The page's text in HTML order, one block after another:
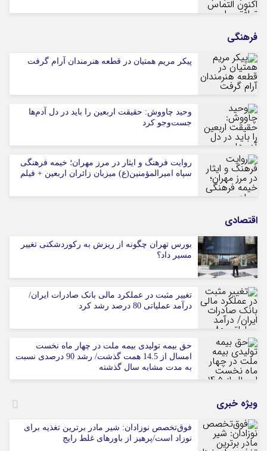
فرهنگی
پیکر مریم همتیان در قطعه هنرمندان آرام گرفت
وحید چاووش: حقیقت اربعین را باید در دل آدم‌ها
جست‌وجو کرد
روایت فرهنگ و ایثار در مرز مهران؛ خیمه فرهنگی
سپاه امیرالمؤمنین(ع) میزبان زائران اربعین + فیلم
اقتصادی
بورس تهران چگونه از ریزش به رکوردشکنی تغییر
مسیر داد؟
تغییر مثبت در عملکرد مالی بانک صادرات ایران/
درآمد عملیاتی 80 درصد رشد کرد
حق بیمه تولیدی بیمه ملت در چهار ماه نخست
امسال از 14.5 همت گذشت/ رشد 90 درصدی نسبت
به مدت مشابه سال گذشته
ویژه خبری
فوق‌تخصص نوزادان: شیر مادر برترین تغذیه برای
نوزاد است/پرهیز از باورهای غلط رایج